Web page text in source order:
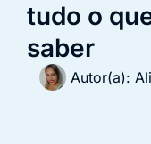
tudo o
saber
Autor(a):